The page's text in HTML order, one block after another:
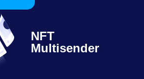
NFT
Multisender